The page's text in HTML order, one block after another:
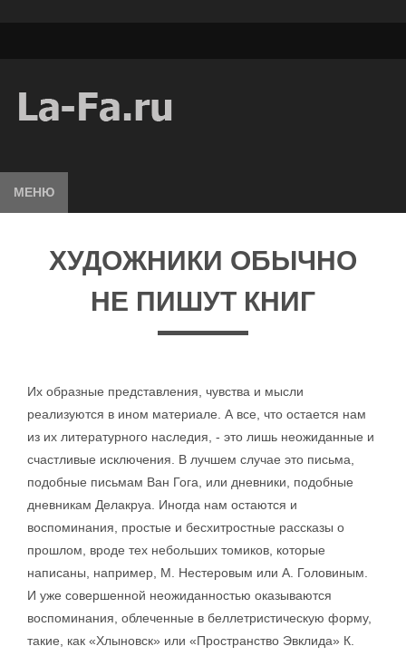
МЕНЮ
ХУДОЖНИКИ ОБЫЧНО
НЕ ПИШУТ КНИГ
Их образные представления, чувства и мысли
реализуются в ином материале. А все, что остается нам
из их литературного наследия, - это лишь неожиданные и
счастливые исключения. В лучшем случае это письма,
подобные письмам Ван Гога, или дневники, подобные
дневникам Делакруа. Иногда нам остаются и
воспоминания, простые и бесхитростные рассказы о
прошлом, вроде тех небольших томиков, которые
написаны, например, М. Нестеровым или А. Головиным.
И уже совершенной неожиданностью оказываются
воспоминания, облеченные в беллетристическую форму,
такие, как «Хлыновск» или «Пространство Эвклида» К.